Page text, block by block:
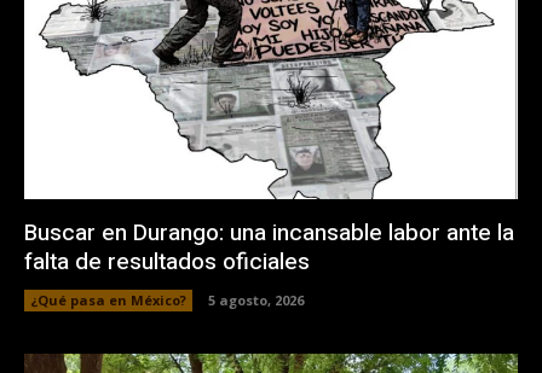
Buscar en Durango: una incansable labor ante la
falta de resultados oficiales
¿Qué pasa en México? 5 agosto, 2026